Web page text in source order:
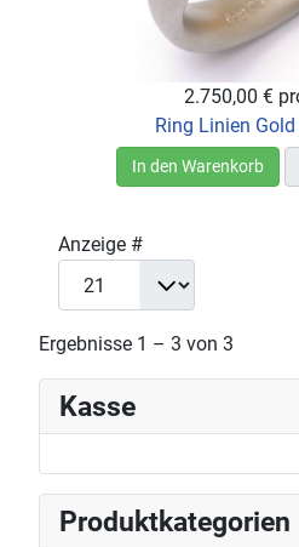
2.750,00 €
Ring Linien
In den Warenkorb
Anzeige #
Ergebnisse 1 – 3 von 3
Kasse
Produktkategorien